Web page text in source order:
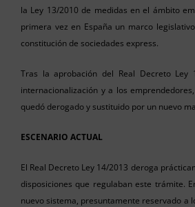
la Ley 13/2010 de medidas en el ámbito
primera vez en España un marco
constitución de sociedades express.
Tras la aprobación del Real Decreto Ley
internacionalización y a los
quedó derogado y sustituido por un nuevo
ESCENARIO ACTUAL
El Real Decreto Ley 14/2013 deroga
disposiciones que regulaban este trámite.
nuevo sistema, presuntamente reservado a